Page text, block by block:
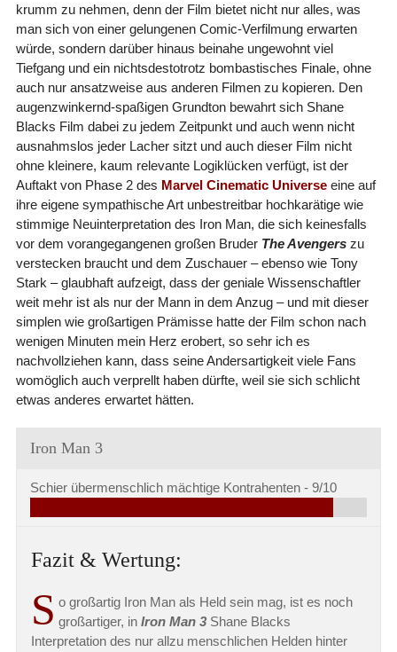
krumm zu nehmen, denn der Film bietet nicht nur alles, was
man sich von einer gelungenen Comic-Verfilmung erwarten
würde, sondern darüber hinaus beinahe ungewohnt viel
Tiefgang und ein nichtsdestotrotz bombastisches Finale, ohne
auch nur ansatzweise aus anderen Filmen zu kopieren. Den
augenzwinkernd-spaßigen Grundton bewahrt sich Shane
Blacks Film dabei zu jedem Zeitpunkt und auch wenn nicht
ausnahmslos jeder Lacher sitzt und auch dieser Film nicht
ohne kleinere, kaum relevante Logiklücken verfügt, ist der
Auftakt von Phase 2 des Marvel Cinematic Universeeine auf
ihre eigene sympathische Art unbestreitbar hochkarätige wie
stimmige Neuinterpretation des Iron Man, die sich keinesfalls
vor dem vorangegangenen großen Bruder The Avengerszu
verstecken braucht und dem Zuschauer – ebenso wie Tony
Stark – glaubhaft aufzeigt, dass der geniale Wissenschaftler
weit mehr ist als nur der Mann in dem Anzug – und mit dieser
simplen wie großartigen Prämisse hatte der Film schon nach
wenigen Minuten mein Herz erobert, so sehr ich es
nachvollziehen kann, dass seine Andersartigkeit viele Fans
womöglich auch verprellt haben dürfte, weil sie sich schlicht
etwas anderes erwartet hätten.
Iron Man 3
Schier übermenschlich mächtige Kontrahenten - 9/10
Fazit & Wertung:
S o großartig Iron Man als Held sein mag, ist es noch
großartiger, in Iron Man 3Shane Blacks
Interpretation des nur allzu menschlichen Helden hinter